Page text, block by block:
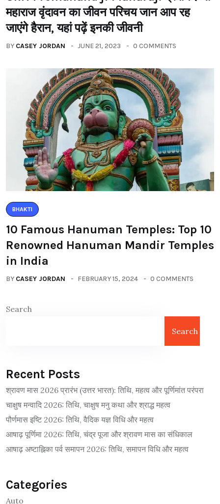
महाराज वृंदावन का जीवन परिचय जान आप रह
जाएंगे हैरान, यहां पढ़ें इनकी जीवनी
BY CASEY JORDAN JUNE 21, 2023 0 COMMENTS
BHAKTI
10 Famous Hanuman Temples: Top 10
Renowned Hanuman Mandir Temples
in India
BY CASEY JORDAN FEBRUARY 15, 2024 0 COMMENTS
Search
Search
Recent Posts
श्रावण मास 2026 प्रारंभ (उत्तर भारत): तिथि, महत्व और पूर्णिमांत परंपरा
चाक्षुष मन्वादि 2026: तिथि, चाक्षुष मनु कथा और श्राद्ध महत्व
पौर्णमास इष्टि 2026: तिथि, वैदिक यज्ञ विधि और महत्व
आषाढ़ पूर्णिमा 2026: तिथि, चंद्र पूजा और श्रावण मास का संधिकाल
आषाढ़ अष्टाह्निका पर्व समापन 2026: तिथि, समापन विधि और महत्व
Categories
Auto